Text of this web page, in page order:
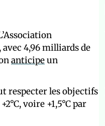
avec 4,96 milliards de
anticipeun
respecter les objectifs
voire +1,5°C par